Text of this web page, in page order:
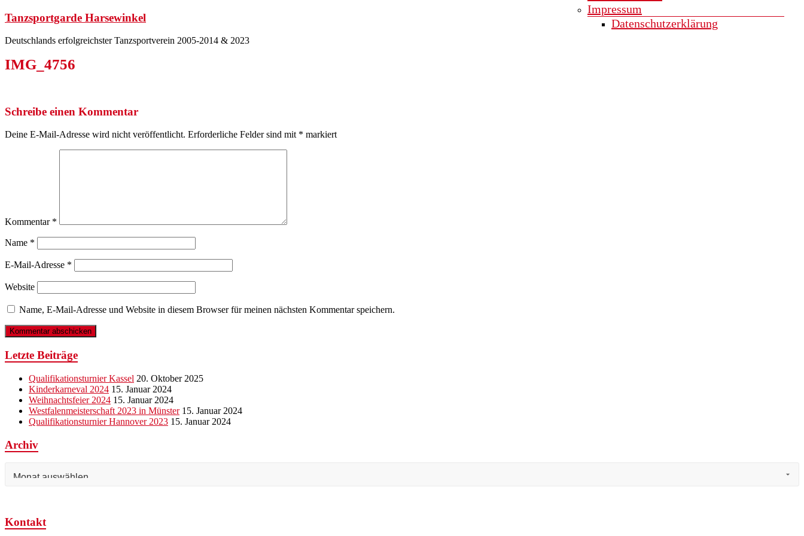
Zum
springen
Tanzsportgarde Harsewinkel
Deutschlands erfolgreichster Tanzsportverein 2005-2014 & 2023
Impressum
Datenschutzerklärung
IMG_4756
Schreibe einen Kommentar
Deine E-Mail-Adresse wird nicht veröffentlicht. Erforderliche Felder sind mit * markiert
Kommentar *
Name *
E-Mail-Adresse *
Website
Name, E-Mail-Adresse und Website in diesem Browser für meinen nächsten Kommentar speichern.
Letzte Beiträge
Qualifikationsturnier Kassel 20. Oktober 2025
Kinderkarneval 2024 15. Januar 2024
Weihnachtsfeier 2024 15. Januar 2024
Westfalenmeisterschaft 2023 in Münster 15. Januar 2024
Qualifikationsturnier Hannover 2023 15. Januar 2024
Archiv
Kontakt